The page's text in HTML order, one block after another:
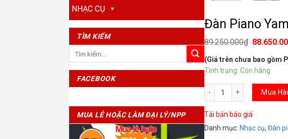
NHẠC CỤ
TÌM KIẾM
FACEBOOK
MUA LẺ HOẶC LÀM ĐẠI LÝ/NPP
NHÃN HIỆU XBAGS
Đàn Piano
89.250.000₫
(Giá trên chưa bao gồm
Tình trạng: Còn hàng
Đàn Piano YamahaMua
Tải bản báo giá
Danh mục: Nhạc cụ, Đàn